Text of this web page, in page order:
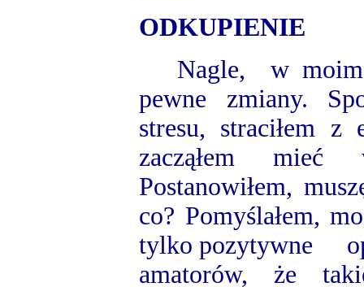
ODKUPIENIE
Nagle, w moim
pewne zmiany.
stresu, straciłem
zacząłem mieć
Postanowiłem,
co? Pomyślałem,
tylko pozytywne
amatorów, że